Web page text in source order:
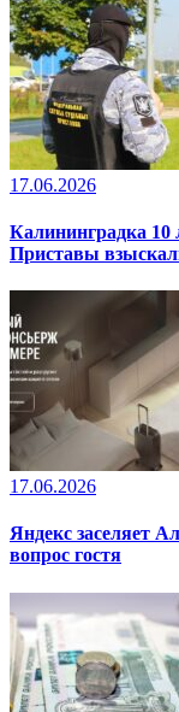
17.06.2026
Калининградка 10
Приставы
17.06.2026
Яндекс заселяет
вопрос гостя